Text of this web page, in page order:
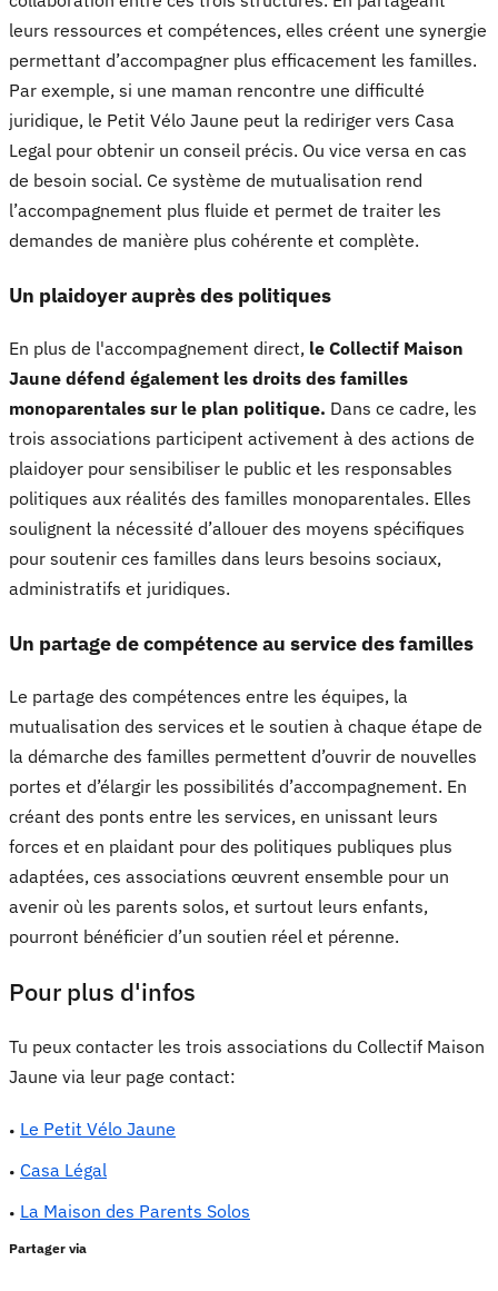
leurs ressources et compétences, elles créent une synergie
permettant d’accompagner plus efficacement les familles.
Par exemple, si une maman rencontre une difficulté
juridique, le Petit Vélo Jaune peut la rediriger vers Casa
Legal pour obtenir un conseil précis. Ou vice versa en cas
de besoin social. Ce système de mutualisation rend
l’accompagnement plus fluide et permet de traiter les
demandes de manière plus cohérente et complète.
Un plaidoyer auprès des politiques
En plus de l'accompagnement direct, le Collectif Maison
Jaune défend également les droits des familles
monoparentales sur le plan politique. Dans ce cadre, les
trois associations participent activement à des actions de
plaidoyer pour sensibiliser le public et les responsables
politiques aux réalités des familles monoparentales. Elles
soulignent la nécessité d’allouer des moyens spécifiques
pour soutenir ces familles dans leurs besoins sociaux,
administratifs et juridiques.
Un partage de compétence au service des familles
Le partage des compétences entre les équipes, la
mutualisation des services et le soutien à chaque étape de
la démarche des familles permettent d’ouvrir de nouvelles
portes et d’élargir les possibilités d’accompagnement. En
créant des ponts entre les services, en unissant leurs
forces et en plaidant pour des politiques publiques plus
adaptées, ces associations œuvrent ensemble pour un
avenir où les parents solos, et surtout leurs enfants,
pourront bénéficier d’un soutien réel et pérenne.
Pour plus d'infos
Tu peux contacter les trois associations du Collectif Maison
Jaune via leur page contact:
Le Petit Vélo Jaune
Casa Légal
La Maison des Parents Solos
Partager via